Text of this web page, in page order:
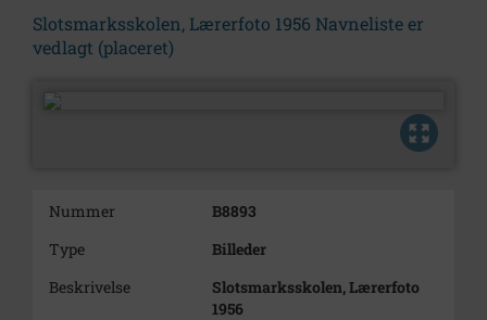
Slotsmarksskolen, Lærerfoto 1956 Navneliste er
vedlagt (placeret)
Nummer
B8893
Type
Billeder
Beskrivelse
Slotsmarksskolen, Lærerfoto
1956